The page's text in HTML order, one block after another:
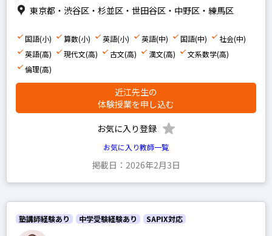
東京都・渋谷区・杉並区・世田谷区・中野区・練馬区
国語(小) 算数(小) 英語(小) 英語(中) 国語(中)
社会(中)
英語(高)
現代文(高) 古文(高) 漢文(高)
文系数学(高)
倫理(高)
近江先生の
体験授業を申し込む
お気に入り登録
お気に入り教師一覧
掲載日：2026年2月3日
塾講師経験あり 中学受験経験あり SAPIX対応